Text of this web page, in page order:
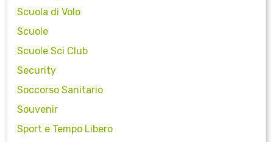
Scuola di Volo
Scuole
Scuole Sci Club
Security
Soccorso Sanitario
Souvenir
Sport e Tempo Libero